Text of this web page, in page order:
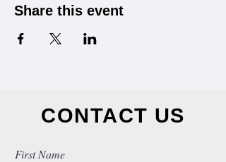
Share this event
CONTACT US
First Name